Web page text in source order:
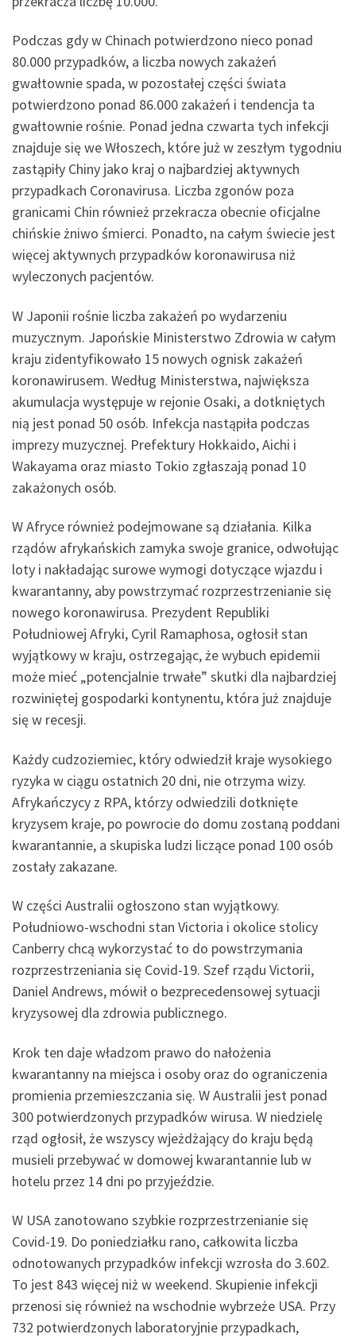
Podczas gdy w Chinach potwierdzono nieco ponad
80.000 przypadków, a liczba nowych zakażeń
gwałtownie spada, w pozostałej części świata
potwierdzono ponad 86.000 zakażeń i tendencja ta
gwałtownie rośnie. Ponad jedna czwarta tych infekcji
znajduje się we Włoszech, które już w zeszłym tygodniu
zastąpiły Chiny jako kraj o najbardziej aktywnych
przypadkach Coronavirusa. Liczba zgonów poza
granicami Chin również przekracza obecnie oficjalne
chińskie żniwo śmierci. Ponadto, na całym świecie jest
więcej aktywnych przypadków koronawirusa niż
wyleczonych pacjentów.
W Japonii rośnie liczba zakażeń po wydarzeniu
muzycznym. Japońskie Ministerstwo Zdrowia w całym
kraju zidentyfikowało 15 nowych ognisk zakażeń
koronawirusem. Według Ministerstwa, największa
akumulacja występuje w rejonie Osaki, a dotkniętych
nią jest ponad 50 osób. Infekcja nastąpiła podczas
imprezy muzycznej. Prefektury Hokkaido, Aichi i
Wakayama oraz miasto Tokio zgłaszają ponad 10
zakażonych osób.
W Afryce również podejmowane są działania. Kilka
rządów afrykańskich zamyka swoje granice, odwołując
loty i nakładając surowe wymogi dotyczące wjazdu i
kwarantanny, aby powstrzymać rozprzestrzenianie się
nowego koronawirusa. Prezydent Republiki
Południowej Afryki, Cyril Ramaphosa, ogłosił stan
wyjątkowy w kraju, ostrzegając, że wybuch epidemii
może mieć „potencjalnie trwałe” skutki dla najbardziej
rozwiniętej gospodarki kontynentu, która już znajduje
się w recesji.
Każdy cudzoziemiec, który odwiedził kraje wysokiego
ryzyka w ciągu ostatnich 20 dni, nie otrzyma wizy.
Afrykańczycy z RPA, którzy odwiedzili dotknięte
kryzysem kraje, po powrocie do domu zostaną poddani
kwarantannie, a skupiska ludzi liczące ponad 100 osób
zostały zakazane.
W części Australii ogłoszono stan wyjątkowy.
Południowo-wschodni stan Victoria i okolice stolicy
Canberry chcą wykorzystać to do powstrzymania
rozprzestrzeniania się Covid-19. Szef rządu Victorii,
Daniel Andrews, mówił o bezprecedensowej sytuacji
kryzysowej dla zdrowia publicznego.
Krok ten daje władzom prawo do nałożenia
kwarantanny na miejsca i osoby oraz do ograniczenia
promienia przemieszczania się. W Australii jest ponad
300 potwierdzonych przypadków wirusa. W niedzielę
rząd ogłosił, że wszyscy wjeżdżający do kraju będą
musieli przebywać w domowej kwarantannie lub w
hotelu przez 14 dni po przyjeździe.
W USA zanotowano szybkie rozprzestrzenianie się
Covid-19. Do poniedziałku rano, całkowita liczba
odnotowanych przypadków infekcji wzrosła do 3.602.
To jest 843 więcej niż w weekend. Skupienie infekcji
przenosi się również na wschodnie wybrzeże USA. Przy
732 potwierdzonych laboratoryjnie przypadkach,